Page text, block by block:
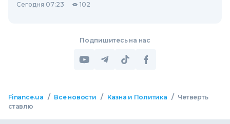
Сегодня 07:23 102
Подпишитесь на нас
Finance.ua / Все новости / Казна и Политика / Четверть
ставлю